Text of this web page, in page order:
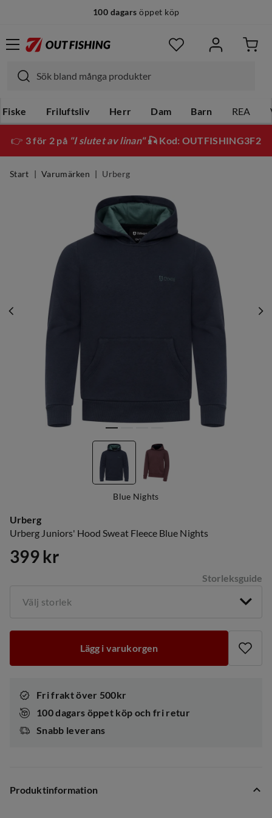
100 dagars öppet köp
Fiske Friluftsliv Herr Dam Barn REA
👉 3 för 2 på "I slutet av linan"🎣 Kod: OUTFISHING3F2
Start Varumärken Urberg
Blue Nights
Urberg
Urberg Juniors' Hood Sweat Fleece Blue Nights
price
399 kr
Storleksguide
Välj storlek
Lägg i varukorgen
Fri frakt över 500kr
100 dagars öppet köp och fri retur
Snabb leverans
Produktinformation